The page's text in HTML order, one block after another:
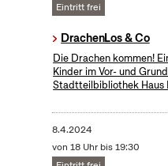
Eintritt frei
DrachenLos & Co
Die Drachen kommen!
Kinder im Vor- und
Stadtteilbibliothek Haus
8.4.2024
von 18 Uhr bis 19:30